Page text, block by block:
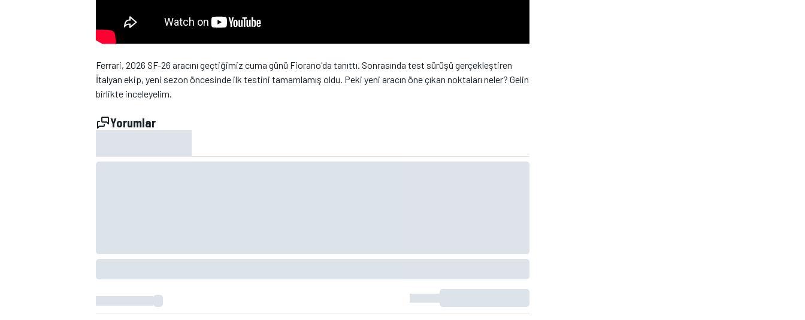
Ferrari, 2026 SF-26 aracını geçtiğimiz cuma günü Fiorano'da tanıttı. Sonrasında test sürüşü gerçekleştiren
İtalyan ekip, yeni sezon öncesinde ilk testini tamamlamış oldu. Peki yeni aracın öne çıkan noktaları neler? Gelin
birlikte inceleyelim.
Yorumlar